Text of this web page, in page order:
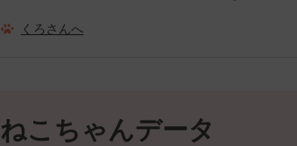
くろさんへ
ねこちゃんデータ